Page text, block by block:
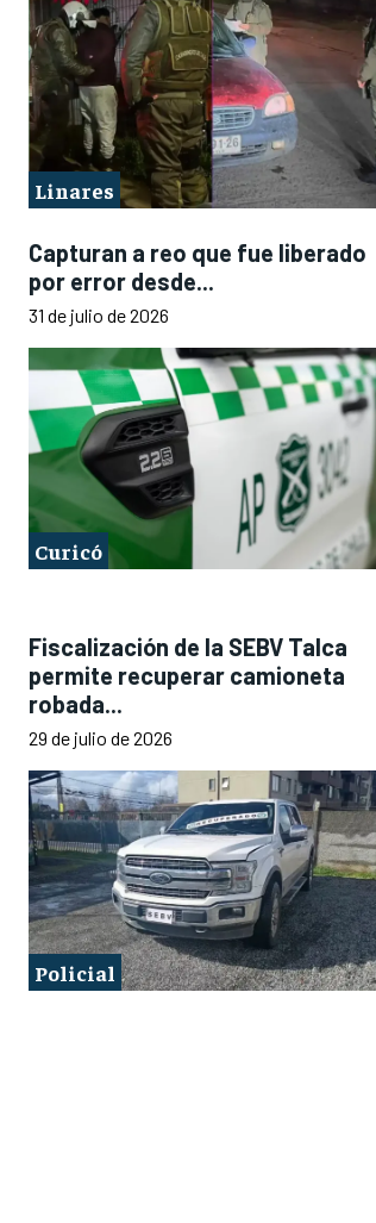
Linares
Capturan a reo que fue liberado
por error desde...
31 de julio de 2026
Curicó
Fiscalización de la SEBV Talca
permite recuperar camioneta
robada...
29 de julio de 2026
Policial